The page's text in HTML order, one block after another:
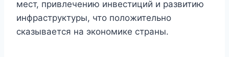
мест, привлечению инвестиций и развитию
инфраструктуры, что положительно
сказывается на экономике страны.